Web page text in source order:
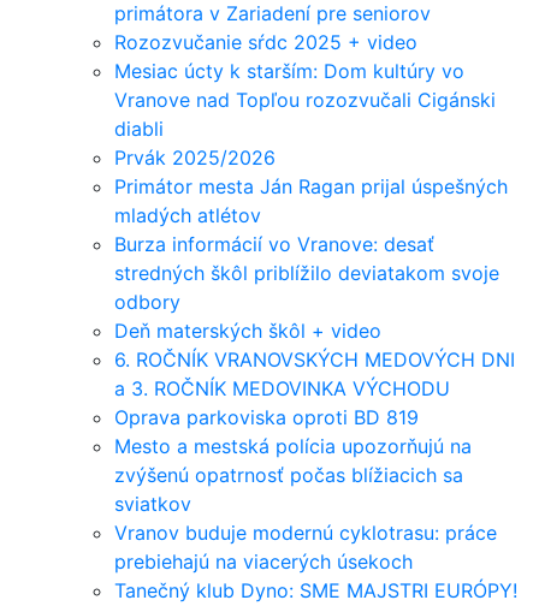
primátora v Zariadení pre seniorov
Rozozvučanie sŕdc 2025 + video
Mesiac úcty k starším: Dom kultúry vo
Vranove nad Topľou rozozvučali Cigánski
diabli
Prvák 2025/2026
Primátor mesta Ján Ragan prijal úspešných
mladých atlétov
Burza informácií vo Vranove: desať
stredných škôl priblížilo deviatakom svoje
odbory
Deň materských škôl + video
6. ROČNÍK VRANOVSKÝCH MEDOVÝCH DNI
a 3. ROČNÍK MEDOVINKA VÝCHODU
Oprava parkoviska oproti BD 819
Mesto a mestská polícia upozorňujú na
zvýšenú opatrnosť počas blížiacich sa
sviatkov
Vranov buduje modernú cyklotrasu: práce
prebiehajú na viacerých úsekoch
Tanečný klub Dyno: SME MAJSTRI EURÓPY!